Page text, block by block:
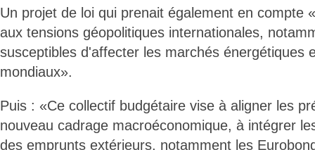
Un projet de loi qui prenait également en compte
aux tensions géopolitiques internationales,
susceptibles d'affecter les marchés énergétiques
mondiaux».
Puis : «Ce collectif budgétaire vise à aligner les
nouveau cadrage macroéconomique, à intégrer
des emprunts extérieurs, notamment les